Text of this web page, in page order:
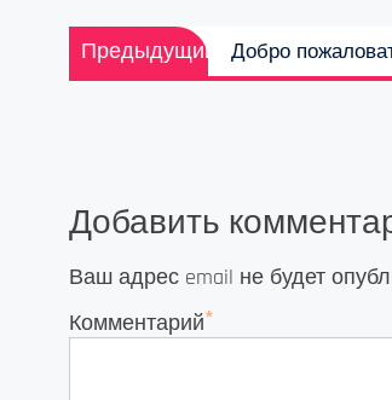
Навигация
по
Предыдущий
Предыдущая
запись:
Добро
Добавить
Ваш адрес email не будет
Комментарий*